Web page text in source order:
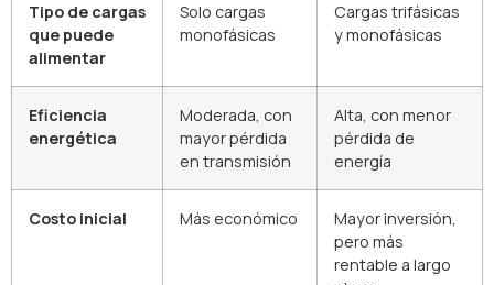
Tipo de cargas
que puede
alimentar
Solo cargas
monofásicas
Cargas trifásicas
y monofásicas
Eficiencia
energética
Moderada, con
mayor pérdida
en transmisión
Alta, con menor
pérdida de
energía
Costo inicial Más económico
Mayor inversión,
pero más
rentable a largo